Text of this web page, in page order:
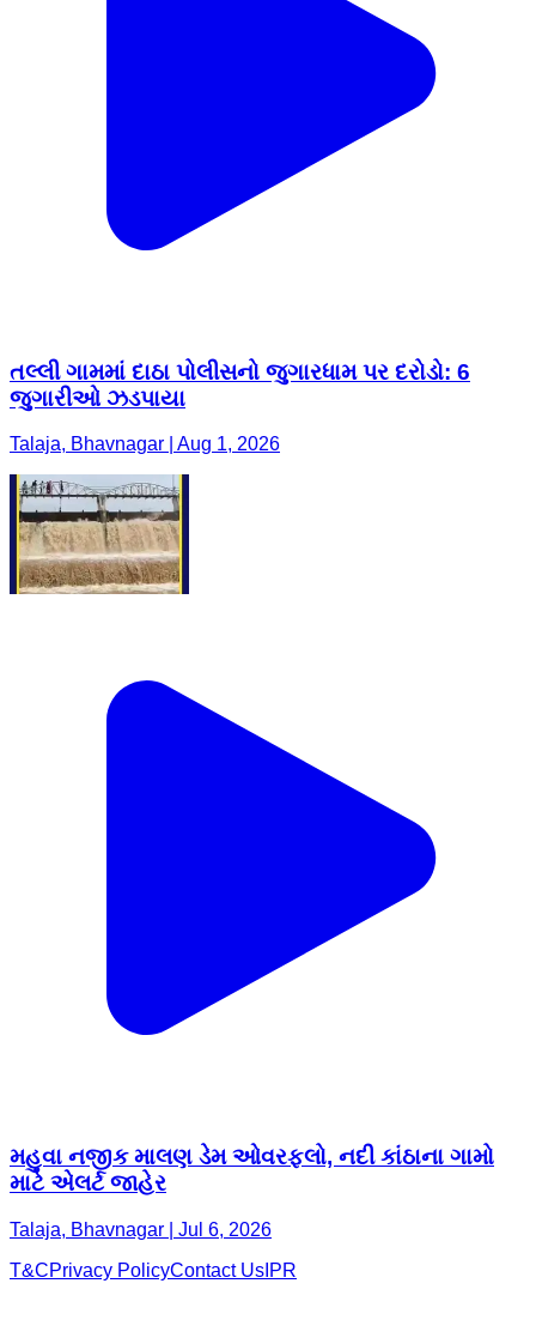
તલ્લી ગામમાં દાઠા પોલીસનો જુગારધામ પર દરોડો: 6
જુગારીઓ ઝડપાયા
Talaja, Bhavnagar | Aug 1, 2026
મહુવા નજીક માલણ ડેમ ઓવરફ્લો, નદી કાંઠાના ગામો
માટે એલર્ટ જાહેર
Talaja, Bhavnagar | Jul 6, 2026
T&CPrivacy PolicyContact Us IPR